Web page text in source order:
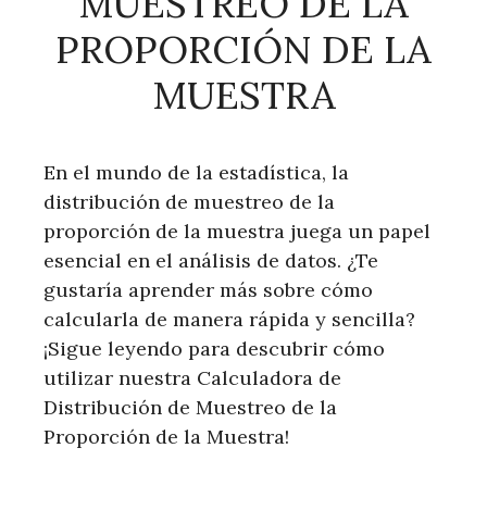
PROPORCIÓN DE LA
MUESTRA
En el mundo de la estadística, la
distribución de muestreo de la
proporción de la muestra juega un papel
esencial en el análisis de datos. ¿Te
gustaría aprender más sobre cómo
calcularla de manera rápida y sencilla?
¡Sigue leyendo para descubrir cómo
utilizar nuestra Calculadora de
Distribución de Muestreo de la
Proporción de la Muestra!